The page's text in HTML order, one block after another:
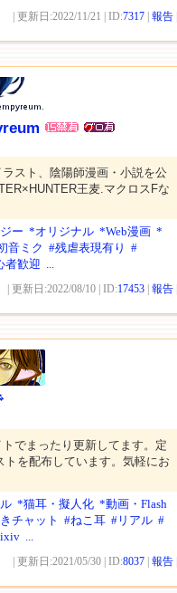
| 更新日:2022/11/21 | ID:7317 報告
スト、陰陽師漫画・小説を公
王麦.マクロスFな
ー *オリジナル *Web漫画 *
音ミク #残虐表現有り #
者歓迎 ...
| 更新日:2022/08/10 | ID:17453 報告
でまったり更新してます。定
を配布しています。気軽にお
*猫耳・擬人化 *動画・Flash
チャット #ねこ耳 #リアル #
...
| 更新日:2021/05/30 | ID:8037 報告